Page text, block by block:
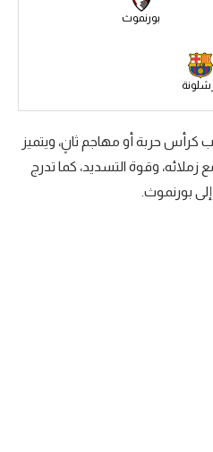
بورنموث
ويجيد اللعب كرأس حربة أو مهاجم ثانٍ، ويتميز
زملائه، وقوة التسديد، كما تدرج
بورنموث.